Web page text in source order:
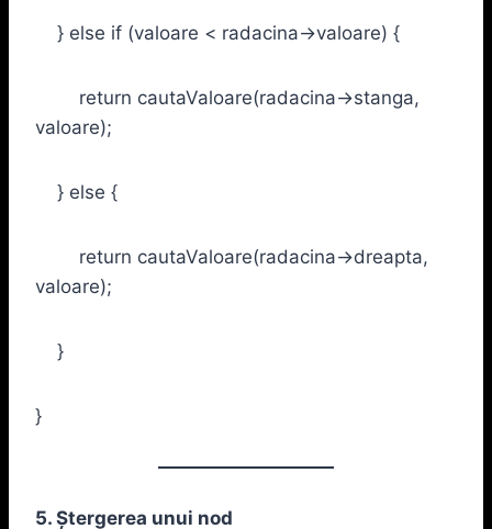
} else if (valoare < radacina->valoare) {
return cautaValoare(radacina->stanga,
valoare);
} else {
return cautaValoare(radacina->dreapta,
valoare);
}
}
5. Ștergerea unui nod